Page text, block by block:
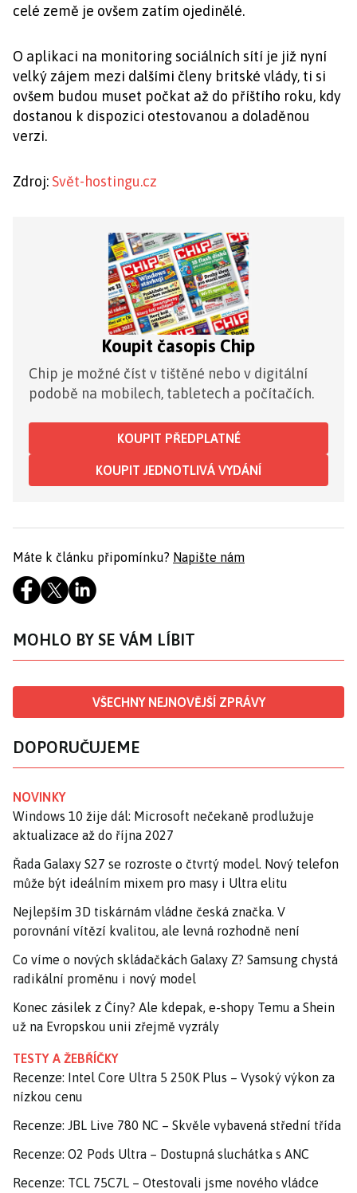
celé země je ovšem zatím ojedinělé.
O aplikaci na monitoring sociálních sítí je již nyní
velký zájem mezi dalšími členy britské vlády, ti si
ovšem budou muset počkat až do příštího roku, kdy
dostanou k dispozici otestovanou a doladěnou
verzi.
Zdroj: Svět-hostingu.cz
Koupit časopis Chip
Chip je možné číst v tištěné nebo v digitální
podobě na mobilech, tabletech a počítačích.
KOUPIT PŘEDPLATNÉ
KOUPIT JEDNOTLIVÁ VYDÁNÍ
Máte k článku připomínku? Napište nám
MOHLO BY SE VÁM LÍBIT
VŠECHNY NEJNOVĚJŠÍ ZPRÁVY
DOPORUČUJEME
NOVINKY
Windows 10 žije dál: Microsoft nečekaně prodlužuje
aktualizace až do října 2027
Řada Galaxy S27 se rozroste o čtvrtý model. Nový telefon
může být ideálním mixem pro masy i Ultra elitu
Nejlepším 3D tiskárnám vládne česká značka. V
porovnání vítězí kvalitou, ale levná rozhodně není
Co víme o nových skládačkách Galaxy Z? Samsung chystá
radikální proměnu i nový model
Konec zásilek z Číny? Ale kdepak, e-shopy Temu a Shein
už na Evropskou unii zřejmě vyzrály
TESTY A ŽEBŘÍČKY
Recenze: Intel Core Ultra 5 250K Plus – Vysoký výkon za
nízkou cenu
Recenze: JBL Live 780 NC – Skvěle vybavená střední třída
Recenze: O2 Pods Ultra – Dostupná sluchátka s ANC
Recenze: TCL 75C7L – Otestovali jsme nového vládce